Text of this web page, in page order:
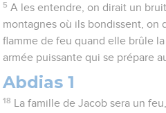
5 A les entendre, on dirait un
montagnes où ils bondissent, on
flamme de feu quand elle brûle
armée puissante qui se prépare
Abdias 1
18
La famille de Jacob sera un